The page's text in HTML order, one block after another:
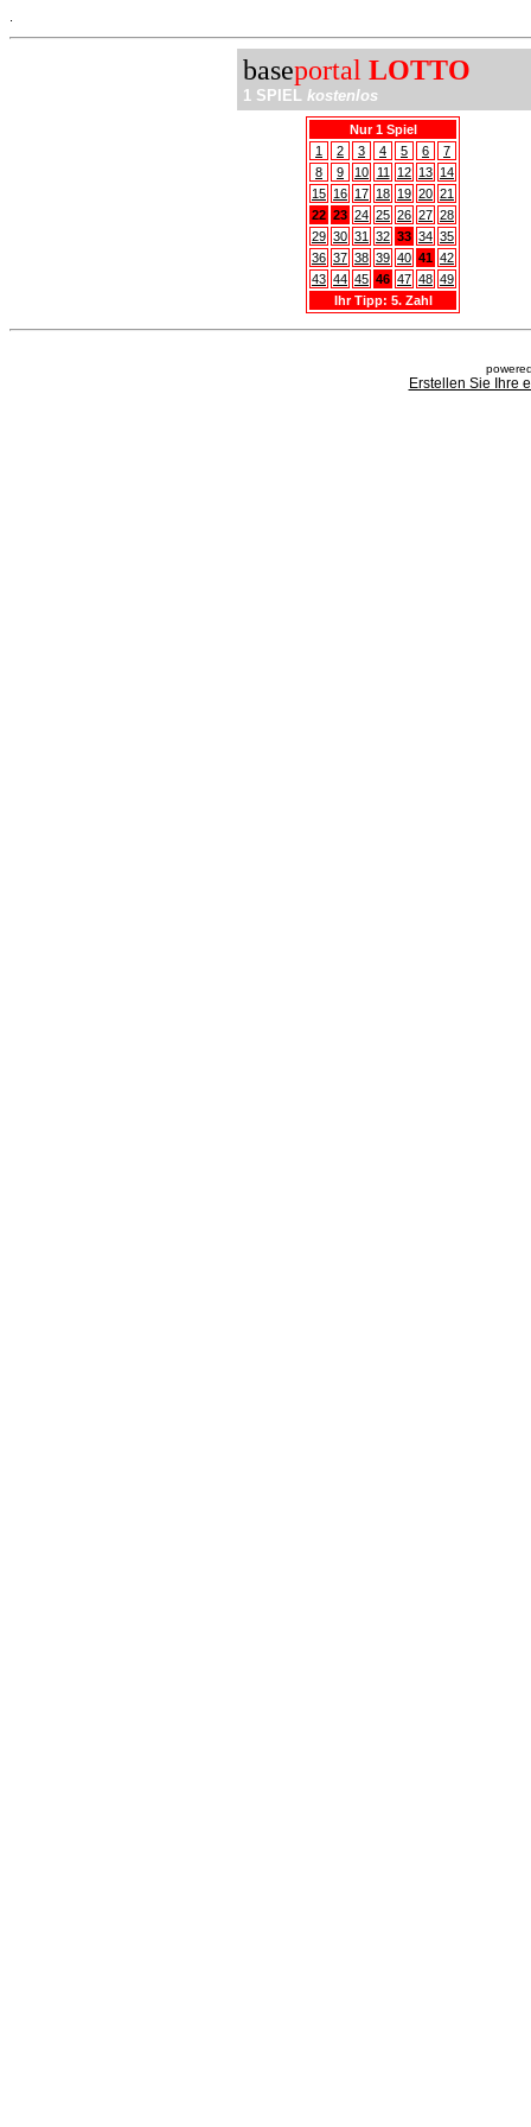
baseportal LOTTO
1 SPIEL kostenlos
Nur 1 Spiel
1
2 3 4 5 6
7
8
9 10 11 12 13 14
15 16 17 18 19 20 21
22 23 24 25 26 27 28
29 30 31 32 33 34 35
36 37 38 39 40 41 42
43 44 45 46 47 48 49
Ihr Tipp: 5. Zahl
Erstellen Sie Ihre